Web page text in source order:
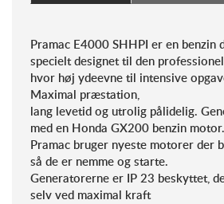
Pramac E4000 SHHPI er en benzin
specielt designet til den
hvor høj ydeevne til intensive
Maximal præstation,
lang levetid og utrolig pålidelig.
med en Honda GX200 benzin motor.
Pramac bruger nyeste motorer der
så de er nemme og starte.
Generatorerne er IP 23 beskyttet,
selv ved maximal kraft